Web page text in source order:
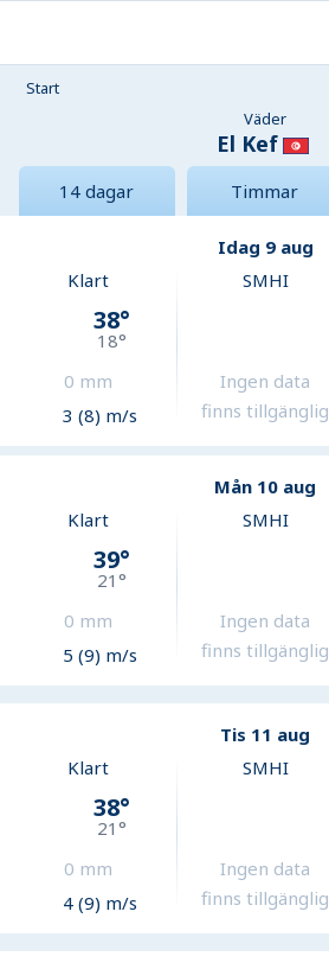
Start
Väder
El Kef
14 dagar Timmar
Idag 9 aug
Klart
38°
18°
0 mm
3 (8) m/s
SMHI
Ingen data
finns tillgänglig
Mån 10 aug
Klart
39°
21°
0 mm
5 (9) m/s
SMHI
Ingen data
finns tillgänglig
Tis 11 aug
Klart
38°
21°
0 mm
4 (9) m/s
SMHI
Ingen data
finns tillgänglig